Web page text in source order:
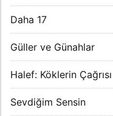
Daha 17
Güller ve Günahlar
Halef: Köklerin Çağrısı
Sevdiğim Sensin